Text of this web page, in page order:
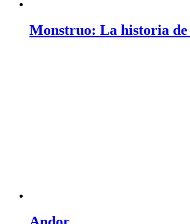
Monstruo: La historia de